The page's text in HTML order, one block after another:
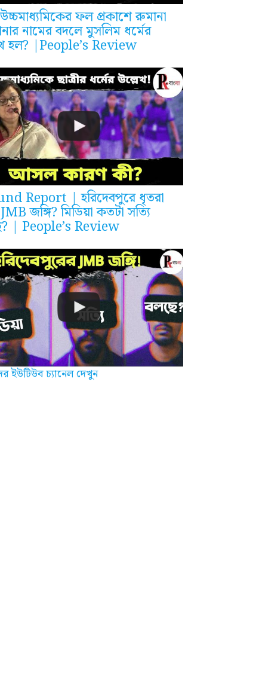
ফল প্রকাশে রুমানা
নামের বদলে মুসলিম ধর্মের
হল? |People’s Review
Report | হরিদেবপুরে ধৃতরা
জঙ্গি? মিডিয়া কতটা সত্যি
| People’s Review
ইউটিউব চ্যানেল দেখুন